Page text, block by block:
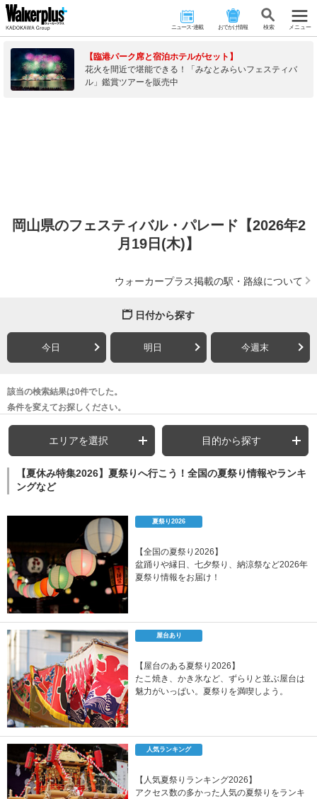
ニュース･連載 おでかけ情報 検 索 メニュー
【臨港パーク席と宿泊ホテルがセット】
花火を間近で堪能できる！「みなとみらいフェスティバ
ル」鑑賞ツアーを販売中
岡山県のフェスティバル・パレード【2026年2
月19日(木)】
ウォーカープラス掲載の駅・路線について
日付から探す
今日 明日 今週末
該当の検索結果は0件でした。
条件を変えてお探しください。
エリアを選択 目的から探す
【夏休み特集2026】夏祭りへ行こう！全国の夏祭り情報やランキ
ングなど
夏祭り2026
【全国の夏祭り2026】
盆踊りや縁日、七夕祭り、納涼祭など2026年
夏祭り情報をお届け！
屋台あり
【屋台のある夏祭り2026】
たこ焼き、かき氷など、ずらりと並ぶ屋台は
魅力がいっぱい。夏祭りを満喫しよう。
人気ランキング
【人気夏祭りランキング2026】
アクセス数の多かった人気の夏祭りをランキ